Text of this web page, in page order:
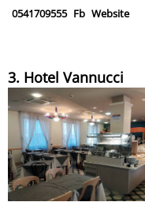
0541709555 Fb Website
3. Hotel Vannucci